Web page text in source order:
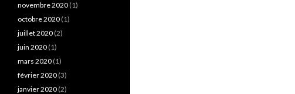
novembre 2020 (1)
octobre 2020 (1)
juillet 2020 (2)
juin 2020 (1)
mars 2020 (1)
février 2020 (3)
janvier 2020 (2)